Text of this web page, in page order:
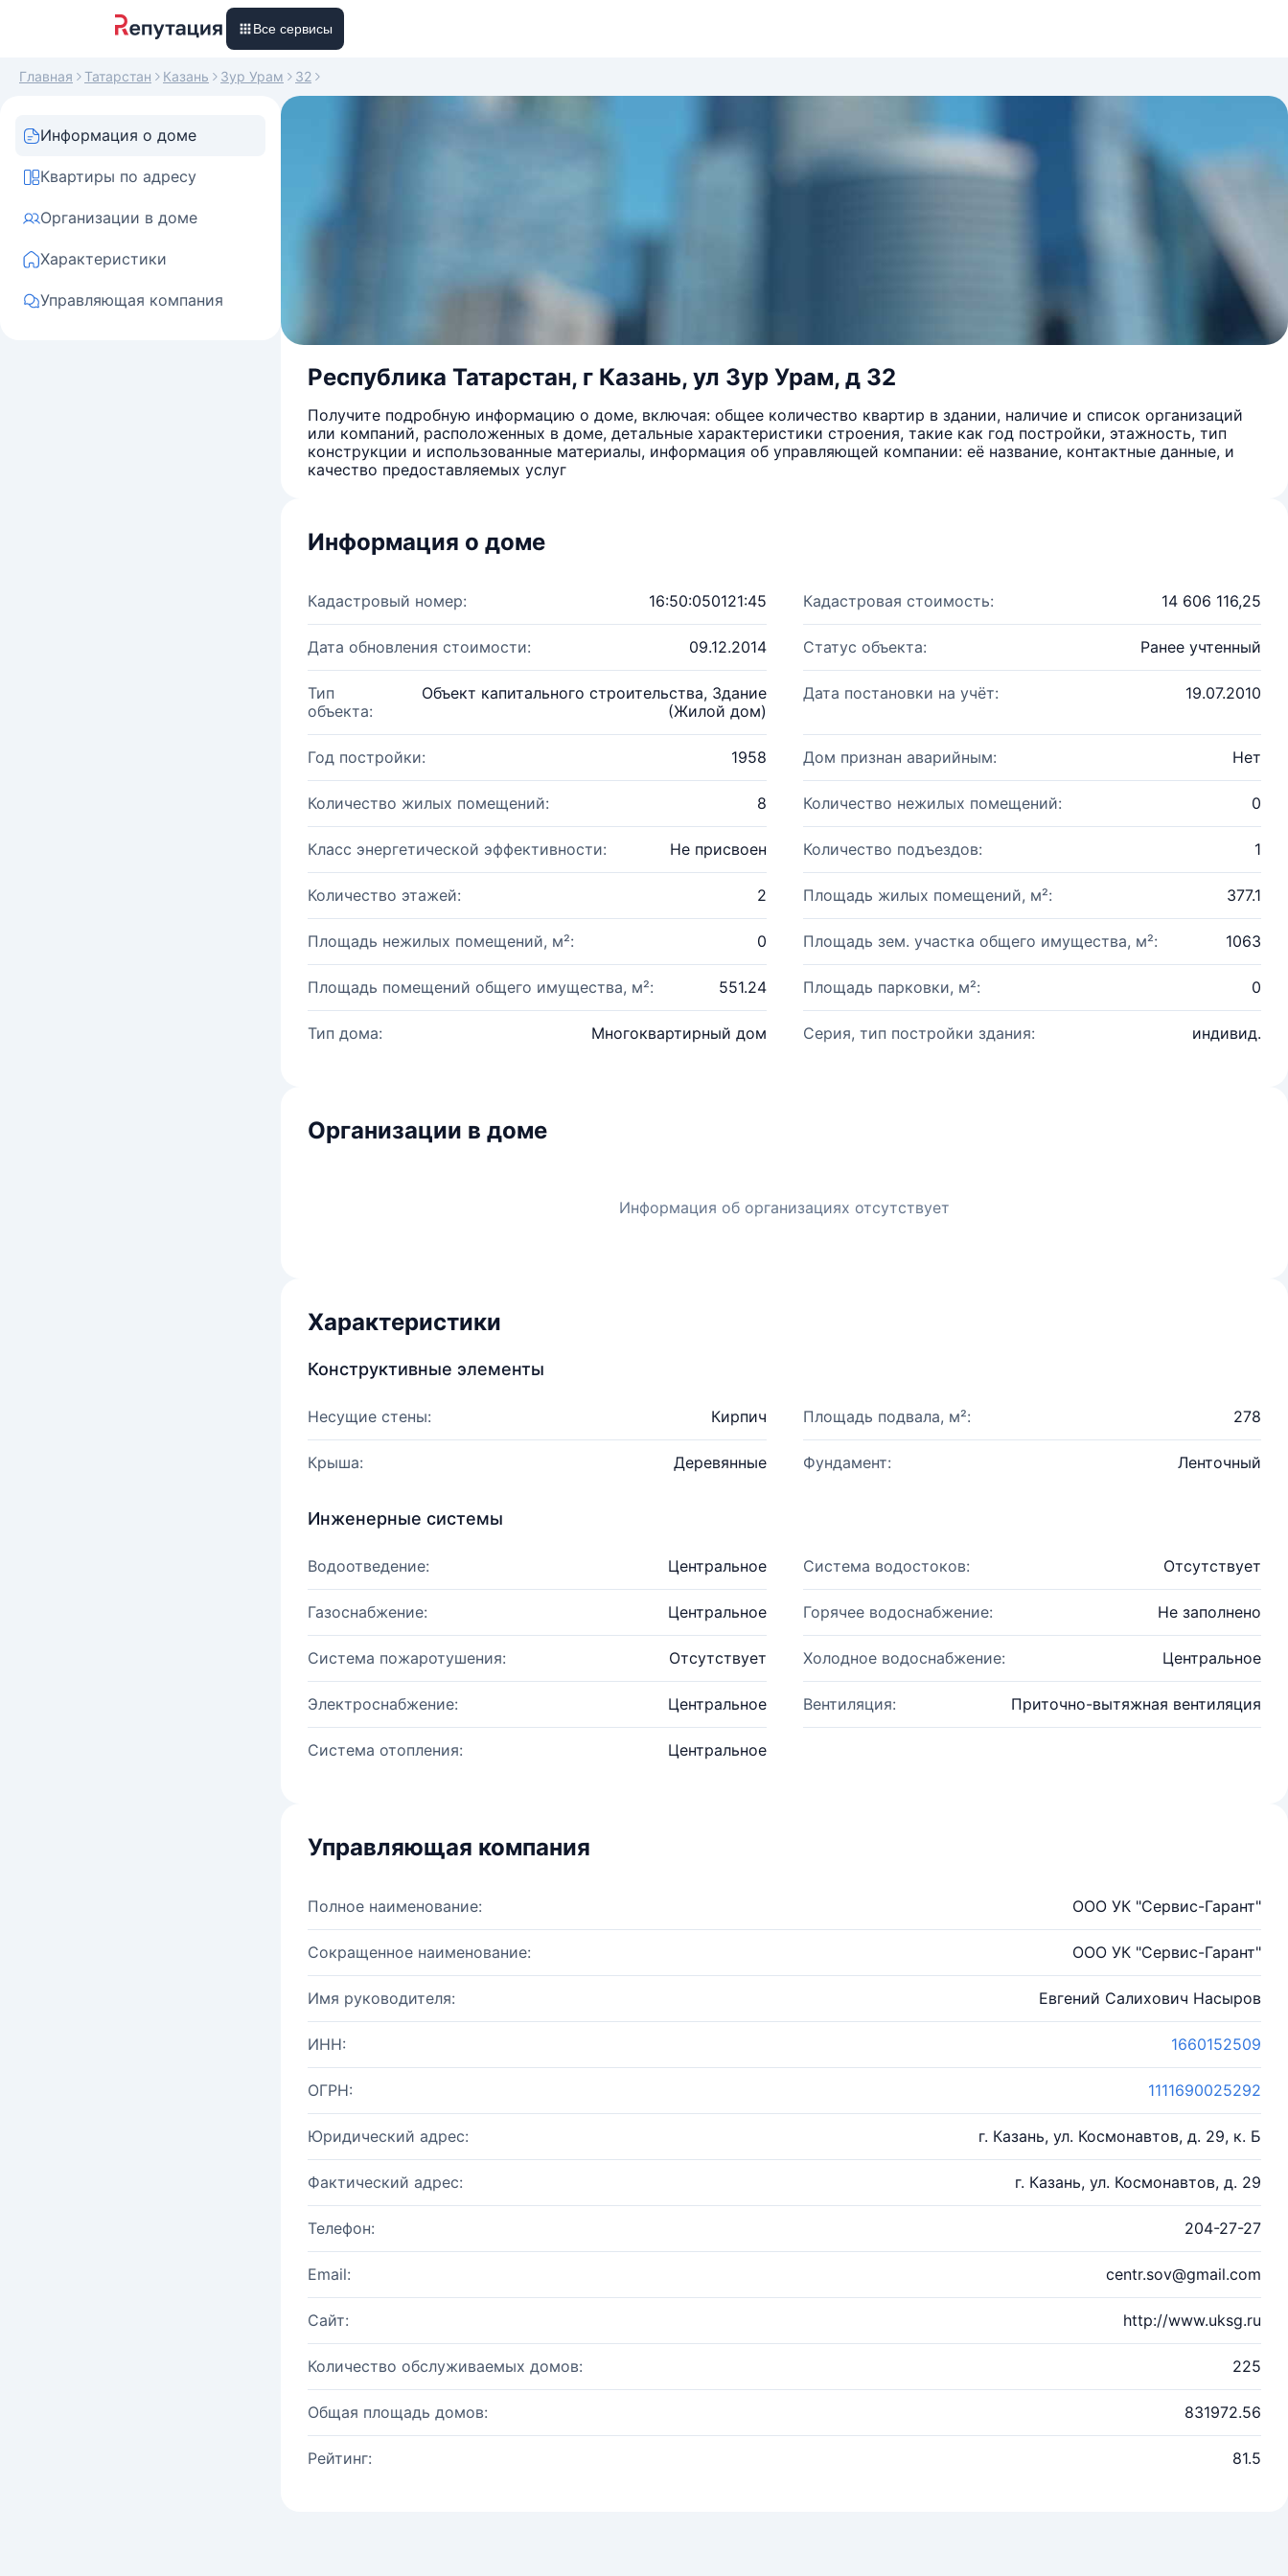
Все сервисы
Главная Татарстан Казань Зур Урам 32
Информация о доме
Квартиры по адресу
Организации в доме
Характеристики
Управляющая компания
Республика Татарстан, г Казань, ул Зур Урам, д 32
Получите подробную информацию о доме, включая: общее количество квартир в здании, наличие и список организаций
или компаний, расположенных в доме, детальные характеристики строения, такие как год постройки, этажность, тип
конструкции и использованные материалы, информация об управляющей компании: её название, контактные данные, и
качество предоставляемых услуг
Информация о доме
Кадастровый номер: 16:50:050121:45 Кадастровая стоимость: 14 606 116,25
Дата обновления стоимости: 09.12.2014 Статус объекта: Ранее учтенный
Тип
объекта:
Объект капитального строительства, Здание
(Жилой дом)
Дата постановки на учёт: 19.07.2010
Год постройки: 1958 Дом признан аварийным: Нет
Количество жилых помещений: 8 Количество нежилых помещений: 0
Класс энергетической эффективности: Не присвоен Количество подъездов: 1
Количество этажей: 2 Площадь жилых помещений, м²: 377.1
Площадь нежилых помещений, м²: 0 Площадь зем. участка общего имущества, м²: 1063
Площадь помещений общего имущества, м²: 551.24 Площадь парковки, м²: 0
Тип дома: Многоквартирный дом Серия, тип постройки здания: индивид.
Организации в доме
Информация об организациях отсутствует
Характеристики
Конструктивные элементы
Несущие стены: Кирпич Площадь подвала, м²: 278
Крыша: Деревянные Фундамент: Ленточный
Инженерные системы
Водоотведение: Центральное Система водостоков: Отсутствует
Газоснабжение: Центральное Горячее водоснабжение: Не заполнено
Система пожаротушения: Отсутствует Холодное водоснабжение: Центральное
Электроснабжение: Центральное Вентиляция: Приточно-вытяжная вентиляция
Система отопления: Центральное
Управляющая компания
Полное наименование: ООО УК "Сервис-Гарант"
Сокращенное наименование: ООО УК "Сервис-Гарант"
Имя руководителя: Евгений Салихович Насыров
ИНН: 1660152509
ОГРН: 1111690025292
Юридический адрес: г. Казань, ул. Космонавтов, д. 29, к. Б
Фактический адрес: г. Казань, ул. Космонавтов, д. 29
Телефон: 204-27-27
Email: centr.sov@gmail.com
Сайт: http://www.uksg.ru
Количество обслуживаемых домов: 225
Общая площадь домов: 831972.56
Рейтинг: 81.5